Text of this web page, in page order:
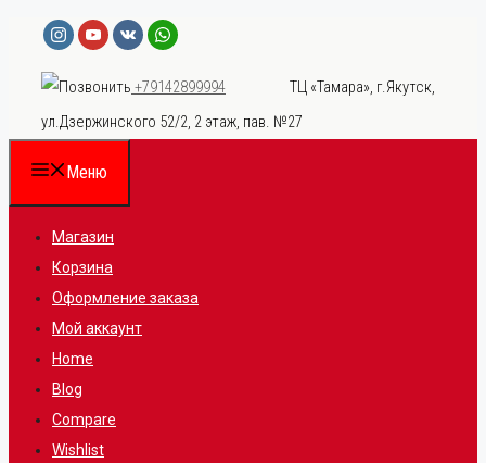
Перейти
содержимому
+79142899994
ТЦ «Тамара», г.Якутск,
ул.Дзержинского 52/2, 2 этаж, пав. №27
Меню
Магазин
Корзина
Оформление заказа
Мой аккаунт
Home
Blog
Compare
Wishlist